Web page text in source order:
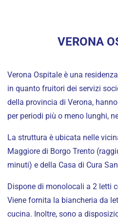
VERONA
Verona Ospitale è una
in quanto fruitori dei servizi
della provincia di Verona,
per periodi più o meno lunghi,
La struttura è ubicata nelle
Maggiore di Borgo Trento
minuti) e della Casa di Cura
Dispone di monolocali a 2 letti
Viene fornita la biancheria da
cucina. Inoltre, sono a